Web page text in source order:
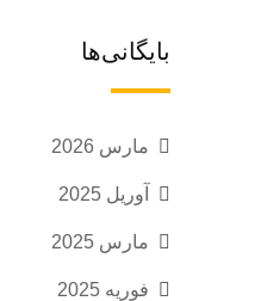
بایگانی‌ها
مارس 2026
آوریل 2025
مارس 2025
فوریه 2025